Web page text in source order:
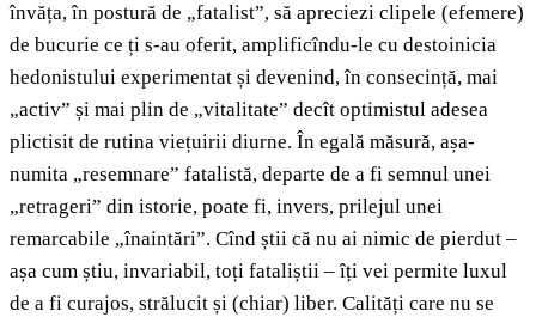
învăța, în postură de „fatalist”, să apreciezi clipele (efemere)
de bucurie ce ți s-au oferit, amplificîndu-le cu destoinicia
hedonistului experimentat și devenind, în consecință, mai
„activ” și mai plin de „vitalitate” decît optimistul adesea
plictisit de rutina viețuirii diurne. În egală măsură, așa-
numita „resemnare” fatalistă, departe de a fi semnul unei
„retrageri” din istorie, poate fi, invers, prilejul unei
remarcabile „înaintări”. Cînd știi că nu ai nimic de pierdut –
așa cum știu, invariabil, toți fataliștii – îți vei permite luxul
de a fi curajos, strălucit și (chiar) liber. Calități care nu se